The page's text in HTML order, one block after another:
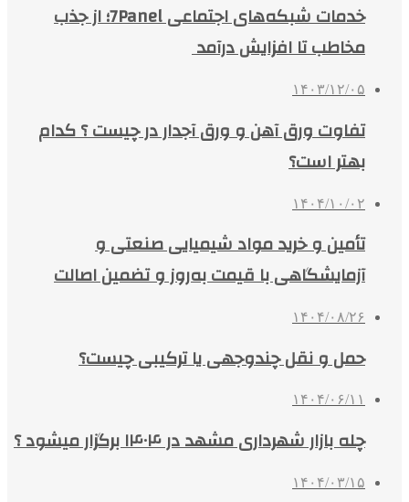
خدمات شبکه‌های اجتماعی 7Panel؛ از جذب
مخاطب تا افزایش درآمد
۱۴۰۳/۱۲/۰۵
تفاوت ورق آهن و ورق آجدار در چیست ؟ کدام
بهتر است؟
۱۴۰۴/۱۰/۰۲
تأمین و خرید مواد شیمیایی صنعتی و
آزمایشگاهی با قیمت به‌روز و تضمین اصالت
۱۴۰۴/۰۸/۲۶
حمل و نقل چندوجهی یا ترکیبی چیست؟
۱۴۰۴/۰۶/۱۱
چله بازار شهرداری مشهد در ۱۴۰۴ برگزار میشود ؟
۱۴۰۴/۰۳/۱۵